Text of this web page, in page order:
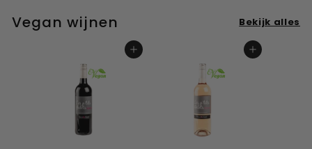
Vegan wijnen Bekijk alles
In winkelwagen In winkelwagen